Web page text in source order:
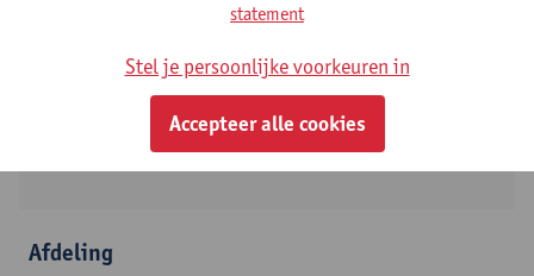
Toon e-mailadres
2000 Antwerpen, BEL
Afdeling
statement
Stel je persoonlijke voorkeuren in
Accepteer alle cookies